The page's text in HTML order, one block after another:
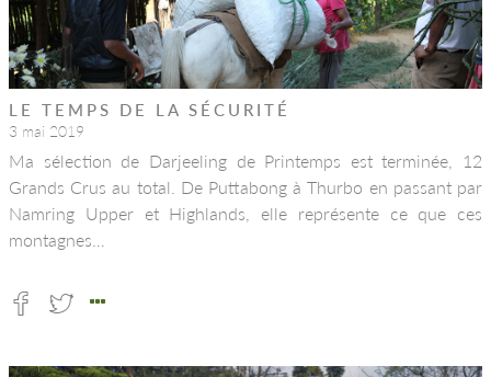
LE TEMPS DE LA SÉCURITÉ
3 mai 2019
Ma sélection de Darjeeling de Printemps est terminée, 12
Grands Crus au total. De Puttabong à Thurbo en passant par
Namring Upper et Highlands, elle représente ce que ces
montagnes…